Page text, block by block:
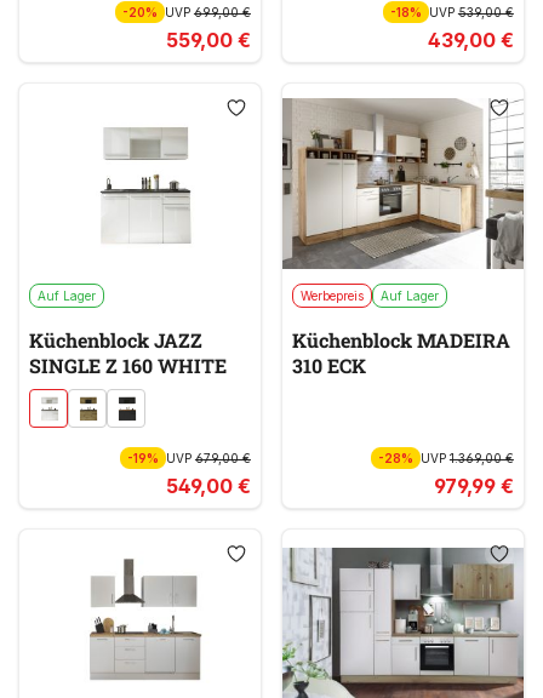
-20% UVP 699,00 €
559,00 €
-18% UVP539,00 €
439,00 €
Auf Lager
Küchenblock JAZZ
SINGLE Z 160 WHITE
-19% UVP 679,00 €
549,00 €
Werbepreis Auf Lager
Küchenblock MADEIRA
310 ECK
-28% UVP1.369,00 €
979,99 €